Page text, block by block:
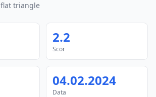
flat triangle
2.2
Scor
04.02.2024
Data